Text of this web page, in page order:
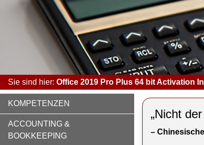
Sie sind hier: Office 2019 Pro Plus 64 bit Activation
KOMPETENZEN
ACCOUNTING &
BOOKKEEPING
„Nicht
–